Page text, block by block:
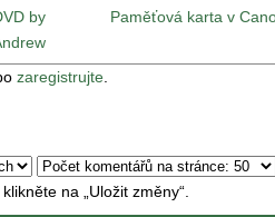
by
Paměťová karta v
zaregistrujte
na „Uložit změny“.